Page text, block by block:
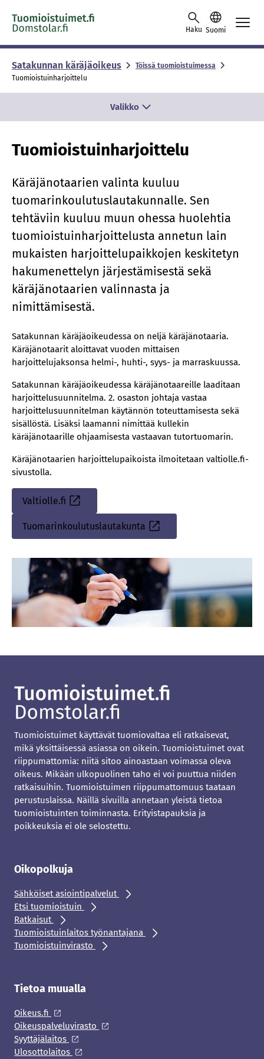
Skip to content -saavutettavuusohje
Haku Suomi
Satakunnan käräjäoikeus
Töissä tuomioistuimessa
Tuomioistuinharjoittelu
Valikko
Tuomioistuinharjoittelu
Käräjänotaarien valinta kuuluu
tuomarinkoulutuslautakunnalle. Sen
tehtäviin kuuluu muun ohessa huolehtia
tuomioistuinharjoittelusta annetun lain
mukaisten harjoittelupaikkojen keskitetyn
hakumenettelyn järjestämisestä sekä
käräjänotaarien valinnasta ja
nimittämisestä.
Satakunnan käräjäoikeudessa on neljä käräjänotaaria.
Käräjänotaarit aloittavat vuoden mittaisen
harjoittelujaksonsa helmi-, huhti-, syys- ja marraskuussa.
Satakunnan käräjäoikeudessa käräjänotaareille laaditaan
harjoittelusuunnitelma. 2. osaston johtaja vastaa
harjoittelusuunnitelman käytännön toteuttamisesta sekä
sisällöstä. Lisäksi laamanni nimittää kullekin
käräjänotaarille ohjaamisesta vastaavan tutortuomarin.
Käräjänotaarien harjoittelupaikoista ilmoitetaan valtiolle.fi-
sivustolla.
Valtiolle.fi
Sisäinen
linkki
Tuomarinkoulutuslautakunta
Sisäinen
Tuomioistuimet käyttävät tuomiovaltaa eli ratkaisevat,
mikä yksittäisessä asiassa on oikein. Tuomioistuimet ovat
riippumattomia: niitä sitoo ainoastaan voimassa oleva
oikeus. Mikään ulkopuolinen taho ei voi puuttua niiden
ratkaisuihin. Tuomioistuimen riippumattomuus taataan
perustuslaissa. Näillä sivuilla annetaan yleistä tietoa
tuomioistuinten toiminnasta. Erityistapauksia ja
poikkeuksia ei ole selostettu.
Oikopolkuja
Sähköiset asiointipalvelut
Etsi tuomioistuin
Ratkaisut
Tuomioistuinlaitos työnantajana
Tuomioistuinvirasto
Tietoa muualla
Oikeus.fi
Oikeuspalveluvirasto
Syyttäjälaitos
Ulosottolaitos